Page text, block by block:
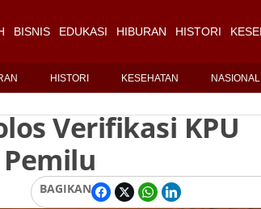
BISNIS EDUKASI HIBURAN HISTORI
HISTORI KESEHATAN NASIONAL
Verifikasi KPU
BAGIKAN